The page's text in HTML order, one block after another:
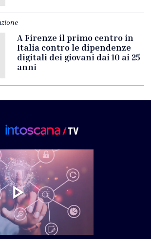
A Firenze il primo centro in
Italia contro le dipendenze
digitali dei giovani dai 10 ai 25
anni